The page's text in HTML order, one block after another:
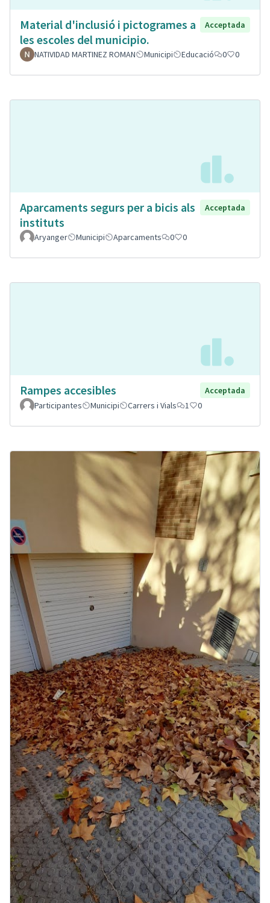
Material d'inclusió i pictogrames a
les escoles del municipio.
Acceptada
NATIVIDAD MARTINEZ ROMAN Municipi Educació 0 0
Aparcaments segurs per a bicis als
instituts
Acceptada
Aryanger Municipi Aparcaments 0 0
Rampes accesibles
Acceptada
Participantes
Municipi Carrers i Vials 1 0